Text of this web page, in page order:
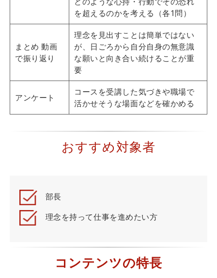
を超えるのかを考える（各1問）
まとめ 動画
で振り返り
理念を見出すことは簡単ではない
が、日ごろから自分自身の無意識
な願いと向き合い続けることが重
要
アンケート
コースを受講した気づきや職場で
活かせそうな場面などを確かめる
おすすめ対象者
部長
理念を持って仕事を進めたい方
コンテンツの特長